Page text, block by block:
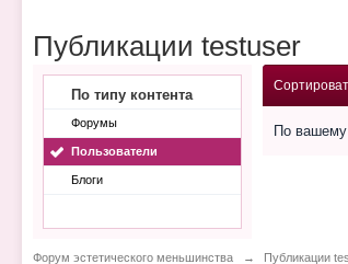
Публикации testuser
По типу контента
Форумы
Пользователи
Блоги
По вашему
Форум эстетического меньшинства → Публикации